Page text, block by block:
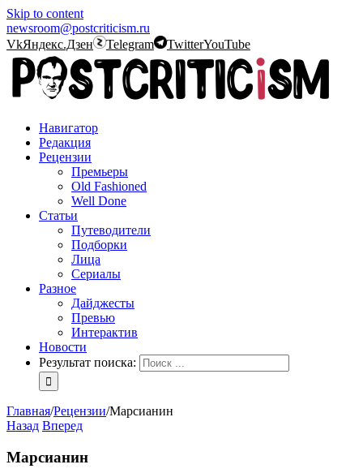
Skip to content
newsroom@postcriticism.ru
VkЯндекс.Дзен Telegram TwitterYouTube
Навигатор
Редакция
Рецензии
Премьеры
Old Fashioned
Well Done
Статьи
Путеводители
Подборки
Лица
Сериалы
Разное
Дайджесты
Превью
Интерактив
Новости
Результат поиска:
Главная/Рецензии/Марсианин
Назад Вперед
Марсианин